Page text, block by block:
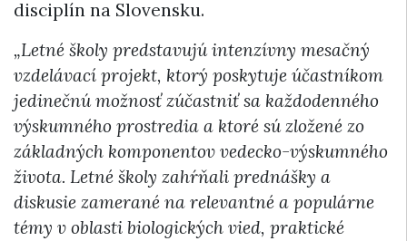
disciplín na Slovensku.
„Letné školy predstavujú intenzívny mesačný
vzdelávací projekt, ktorý poskytuje účastníkom
jedinečnú možnosť zúčastniť sa každodenného
výskumného prostredia a ktoré sú zložené zo
základných komponentov vedecko-výskumného
života. Letné školy zahŕňali prednášky a
diskusie zamerané na relevantné a populárne
témy v oblasti biologických vied, praktické